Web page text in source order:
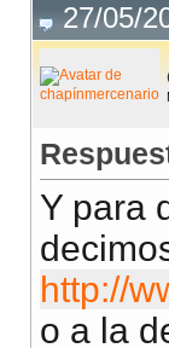
27/05/
Y para
http://
o a la